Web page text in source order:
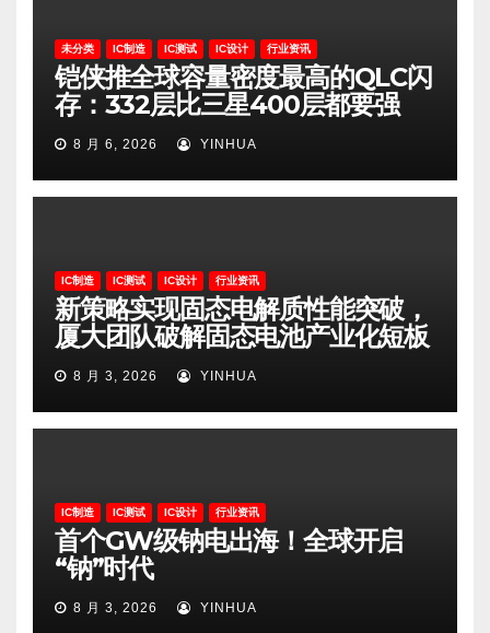
未分类 IC制造 IC测试 IC设计 行业资讯
铠侠推全球容量密度最高的QLC闪
存：332层比三星400层都要强
8 月 6, 2026 YINHUA
IC制造 IC测试 IC设计 行业资讯
新策略实现固态电解质性能突破，
厦大团队破解固态电池产业化短板
8 月 3, 2026 YINHUA
IC制造 IC测试 IC设计 行业资讯
首个GW级钠电出海！全球开启
“钠”时代
8 月 3, 2026 YINHUA